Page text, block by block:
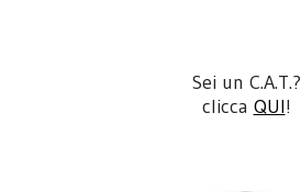
Sei un C.A.T.?
clicca QUI!